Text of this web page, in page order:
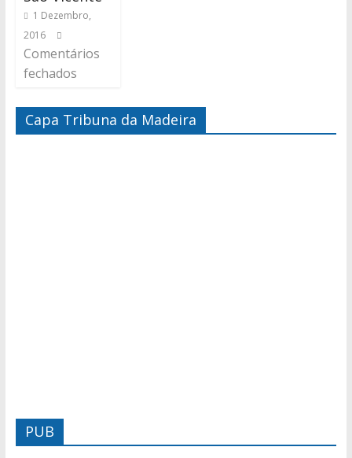
1 Dezembro,
2016
Comentários
fechados
Capa Tribuna da Madeira
PUB